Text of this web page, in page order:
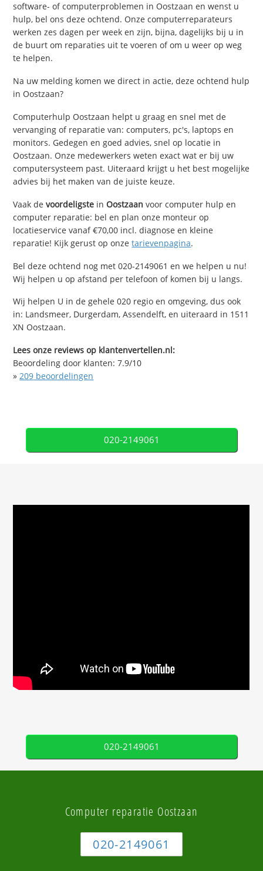
software- of computerproblemen in Oostzaan en wenst u
hulp, bel ons deze ochtend. Onze computerreparateurs
werken zes dagen per week en zijn, bijna, dagelijks bij u in
de buurt om reparaties uit te voeren of om u weer op weg
te helpen.
Na uw melding komen we direct in actie, deze ochtend hulp
in Oostzaan?
Computerhulp Oostzaan helpt u graag en snel met de
vervanging of reparatie van: computers, pc's, laptops en
monitors. Gedegen en goed advies, snel op locatie in
Oostzaan. Onze medewerkers weten exact wat er bij uw
computersysteem past. Uiteraard krijgt u het best mogelijke
advies bij het maken van de juiste keuze.
Vaak devoordeligste inOostzaan voor computer hulp en
computer reparatie: bel en plan onze monteur op
locatieservice vanaf €70,00 incl. diagnose en kleine
reparatie! Kijk gerust op onzetarievenpagina.
Bel deze ochtend nog met 020-2149061 en we helpen u nu!
Wij helpen u op afstand per telefoon of komen bij u langs.
Wij helpen U in de gehele 020 regio en omgeving, dus ook
in: Landsmeer, Durgerdam, Assendelft, en uiteraard in 1511
XN Oostzaan.
Lees onze reviews op klantenvertellen.nl:
Beoordeling door klanten:7.9/10
»209 beoordelingen
020-2149061
020-2149061
Computer reparatie Oostzaan
020-2149061